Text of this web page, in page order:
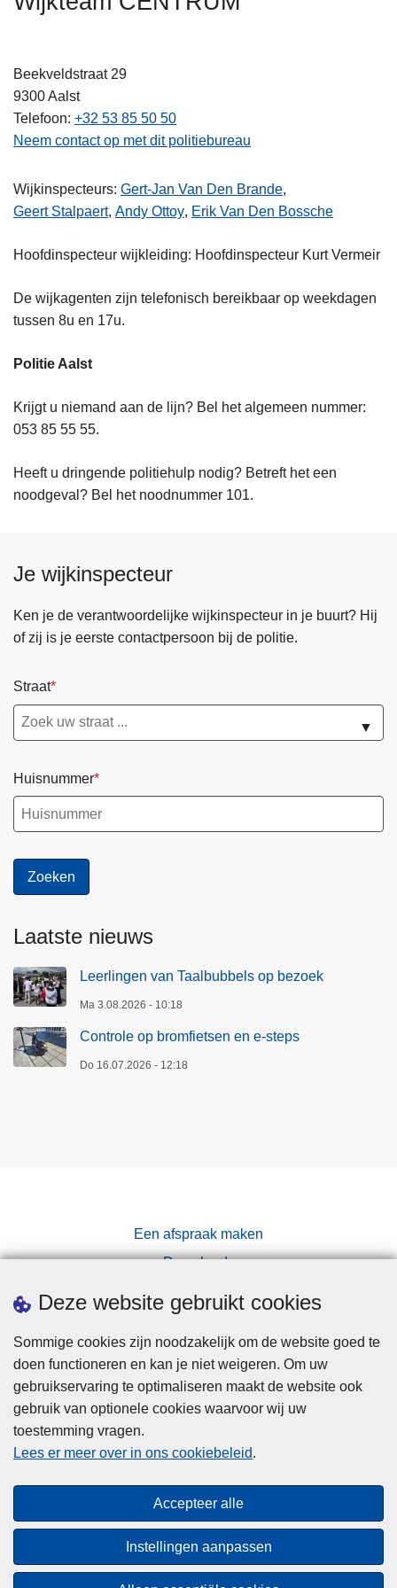
Deze website gebruikt cookies
Sommige cookies zijn noodzakelijk om de website goed te
doen functioneren en kan je niet weigeren. Om uw
gebruikservaring te optimaliseren maakt de website ook
gebruik van optionele cookies waarvoor wij uw
toestemming vragen.
Lees er meer over in ons cookiebeleid.
Accepteer alle
Instellingen aanpassen
Beekveldstraat 29
9300Aalst
Telefoon +32 53 85 50 50
Neem contact op met dit politiebureau
Wijkinspecteurs: Gert-Jan Van Den Brande,
Geert Stalpaert, Andy Ottoy, Erik Van Den Bossche
Hoofdinspecteur wijkleiding: Hoofdinspecteur Kurt Vermeir
De wijkagenten zijn telefonisch bereikbaar op weekdagen
tussen 8u en 17u.
Politie Aalst
Krijgt u niemand aan de lijn? Bel het algemeen nummer:
053 85 55 55.
Heeft u dringende politiehulp nodig? Betreft het een
noodgeval? Bel het noodnummer 101.
Je wijkinspecteur
Ken je de verantwoordelijke wijkinspecteur in je buurt? Hij
of zij is je eerste contactpersoon bij de politie.
Straat
▼
Huisnummer
Laatste nieuws
Leerlingen van Taalbubbels op bezoek
Ma 3.08.2026 - 10:18
Controle op bromfietsen en e-steps
Do 16.07.2026 - 12:18
Een afspraak maken
Downloads
Pers
Privacy
Toegankelijkheid
© 2026 Politie.be